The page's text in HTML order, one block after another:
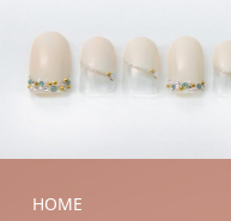
ハン
ルアートB ハンドネ
イル
HOME